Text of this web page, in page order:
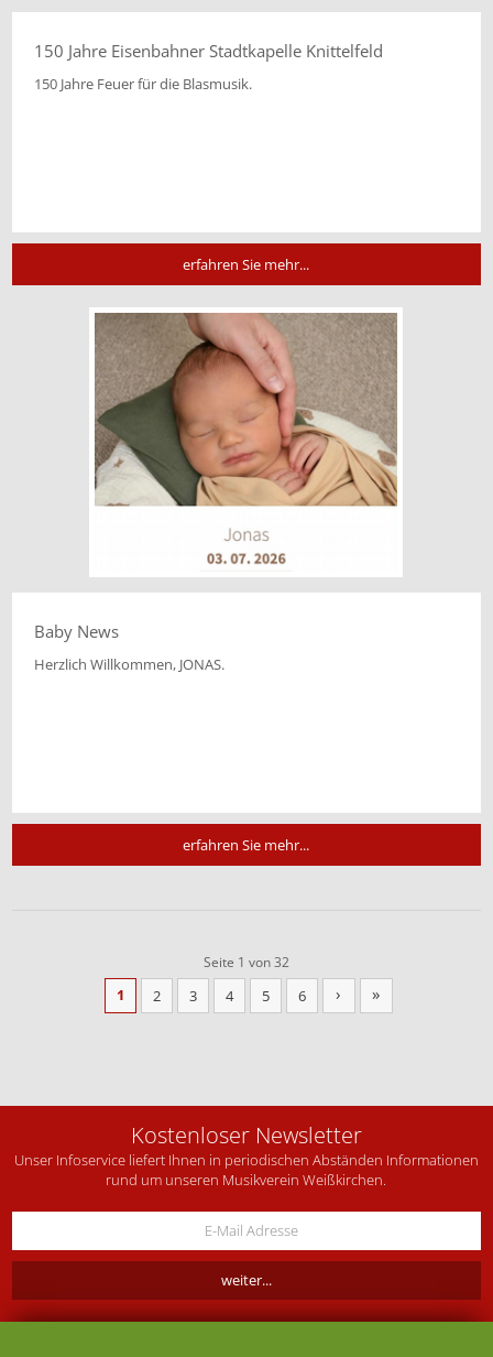
150 Jahre Eisenbahner Stadtkapelle Knittelfeld
150 Jahre Feuer für die Blasmusik.
erfahren Sie mehr...
Baby News
Herzlich Willkommen, JONAS.
erfahren Sie mehr...
Seite 1 von 32
1 2 3 4 5 6 › »
Kostenloser Newsletter
Unser Infoservice liefert Ihnen in periodischen Abständen Informationen
rund um unseren Musikverein Weißkirchen.